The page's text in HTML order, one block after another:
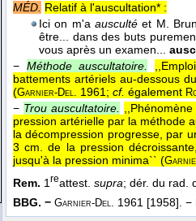
MÉD. Relatif à l'auscultation* :
Ici on m'a auscultéet M.
être... dans des buts
vous après un examen...
− Méthode auscultatoire.
battements artériels au-dessous
(Garnier-Del. 1961; cf. également
− Trou auscultatoire.
pression artérielle par la méthode
la décompression progresse, par
3 cm. de la pression
jusqu'à la pression minima`` (
Rem. 1 reattest. supra; dér. du rad.
BBG. − Garnier-Del. 1961 [1958]. −